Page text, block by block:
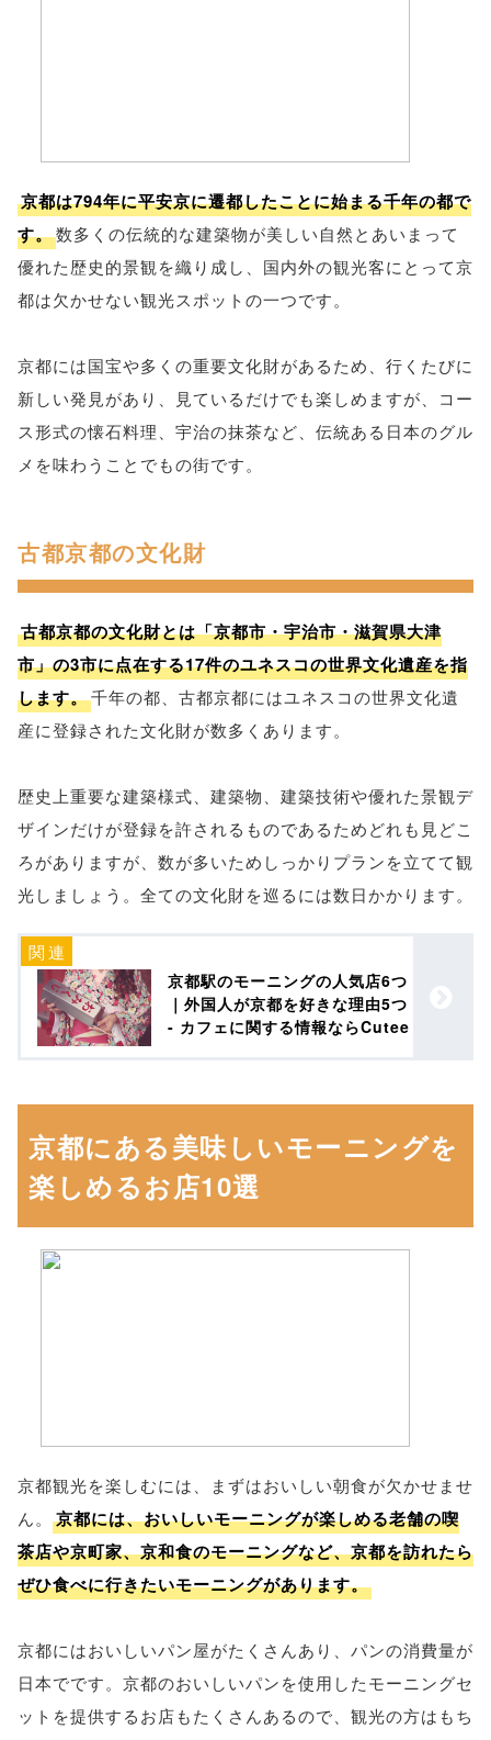
京都は794年に平安京に遷都したことに始まる千年の都で
す。数多くの伝統的な建築物が美しい自然とあいまって
優れた歴史的景観を織り成し、国内外の観光客にとって京
都は欠かせない観光スポットの一つです。
京都には国宝や多くの重要文化財があるため、行くたびに
新しい発見があり、見ているだけでも楽しめますが、コー
ス形式の懐石料理、宇治の抹茶など、伝統ある日本のグル
メを味わうことでもの街です。
古都京都の文化財
古都京都の文化財とは「京都市・宇治市・滋賀県大津
市」の3市に点在する17件のユネスコの世界文化遺産を指
します。千年の都、古都京都にはユネスコの世界文化遺
産に登録された文化財が数多くあります。
歴史上重要な建築様式、建築物、建築技術や優れた景観デ
ザインだけが登録を許されるものであるためどれも見どこ
ろがありますが、数が多いためしっかりプランを立てて観
光しましょう。全ての文化財を巡るには数日かかります。
京都駅のモーニングの人気店6つ
｜外国人が京都を好きな理由5つ
- カフェに関する情報ならCutee
京都にある美味しいモーニングを
楽しめるお店10選
京都観光を楽しむには、まずはおいしい朝食が欠かせませ
ん。
京都には、おいしいモーニングが楽しめる老舗の喫
茶店や京町家、京和食のモーニングなど、京都を訪れたら
ぜひ食べに行きたいモーニングがあります。
京都にはおいしいパン屋がたくさんあり、パンの消費量が
日本でです。京都のおいしいパンを使用したモーニングセ
ットを提供するお店もたくさんあるので、観光の方はもち